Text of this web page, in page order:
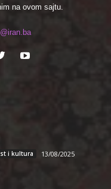
na ovom sajtu.
i kultura 13/08/2025